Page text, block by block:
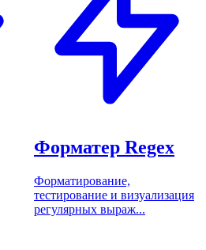
Форматер Regex
Форматирование,
тестирование и визуализация
регулярных выраж...